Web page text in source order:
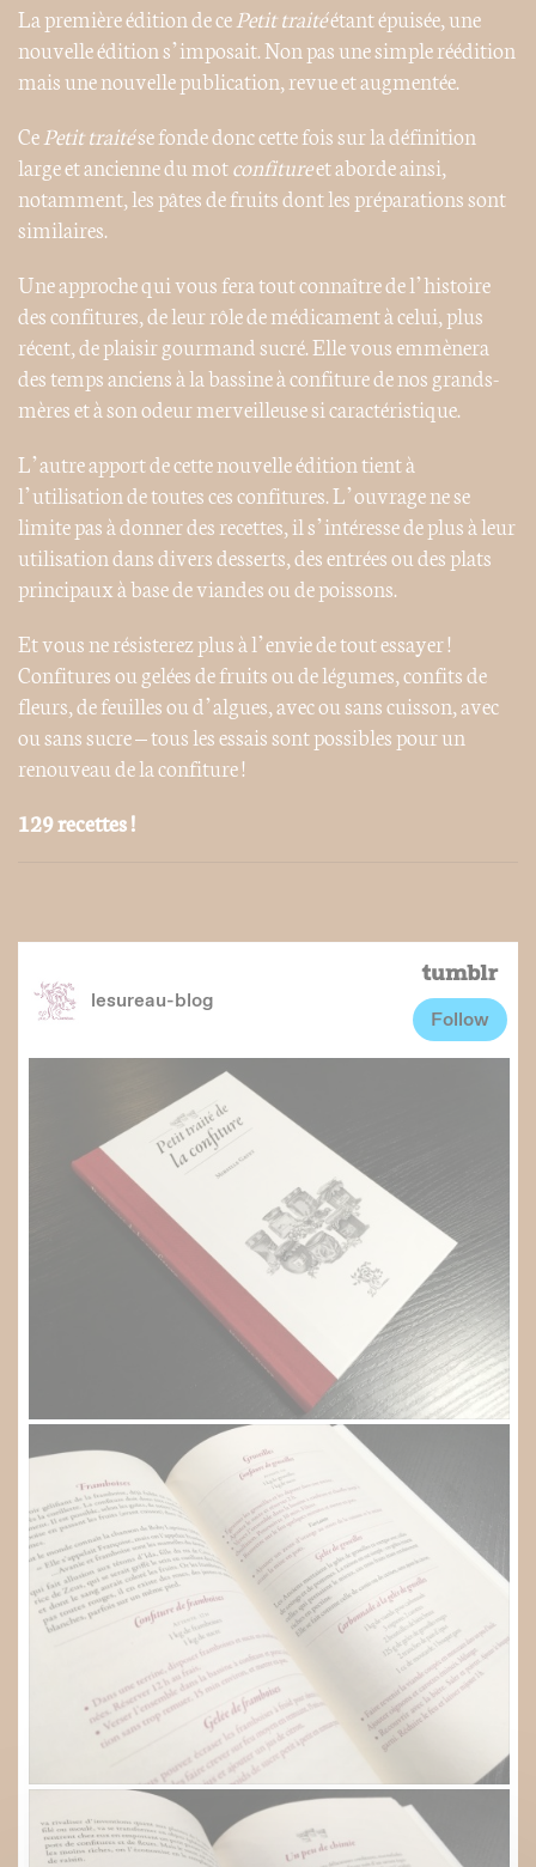
La première édition de cePetit traitéétant épuisée, une
nouvelle édition s’imposait. Non pas une simple réédition
mais une nouvelle publication, revue et augmentée.
CePetit traitése fonde donc cette fois sur la définition
large et ancienne du motconfitureet aborde ainsi,
notamment, les pâtes de fruits dont les préparations sont
similaires.
Une approche qui vous fera tout connaître de l’histoire
des confitures, de leur rôle de médicament à celui, plus
récent, de plaisir gourmand sucré. Elle vous emmènera
des temps anciens à la bassine à confiture de nos grands-
mères et à son odeur merveilleuse si caractéristique.
L’autre apport de cette nouvelle édition tient à
l’utilisation de toutes ces confitures. L’ouvrage ne se
limite pas à donner des recettes, il s’intéresse de plus à leur
utilisation dans divers desserts, des entrées ou des plats
principaux à base de viandes ou de poissons.
Et vous ne résisterez plus à l’envie de tout essayer !
Confitures ou gelées de fruits ou de légumes, confits de
fleurs, de feuilles ou d’algues, avec ou sans cuisson, avec
ou sans sucre – tous les essais sont possibles pour un
renouveau de la confiture !
129 recettes !